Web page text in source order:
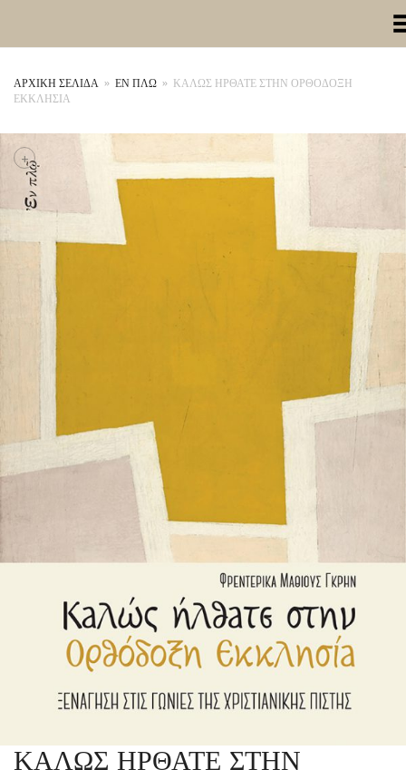
Toggle
ΑΡΧΙΚΉ ΣΕΛΊΔΑ » ΕΝ ΠΛΩ » ΚΑΛΩΣ ΗΡΘΑΤΕ ΣΤΗΝ ΟΡΘΟΔΟΞΗ
ΕΚΚΛΗΣΙΑ
+
ΚΑΛΩΣ ΗΡΘΑΤΕ ΣΤΗΝ